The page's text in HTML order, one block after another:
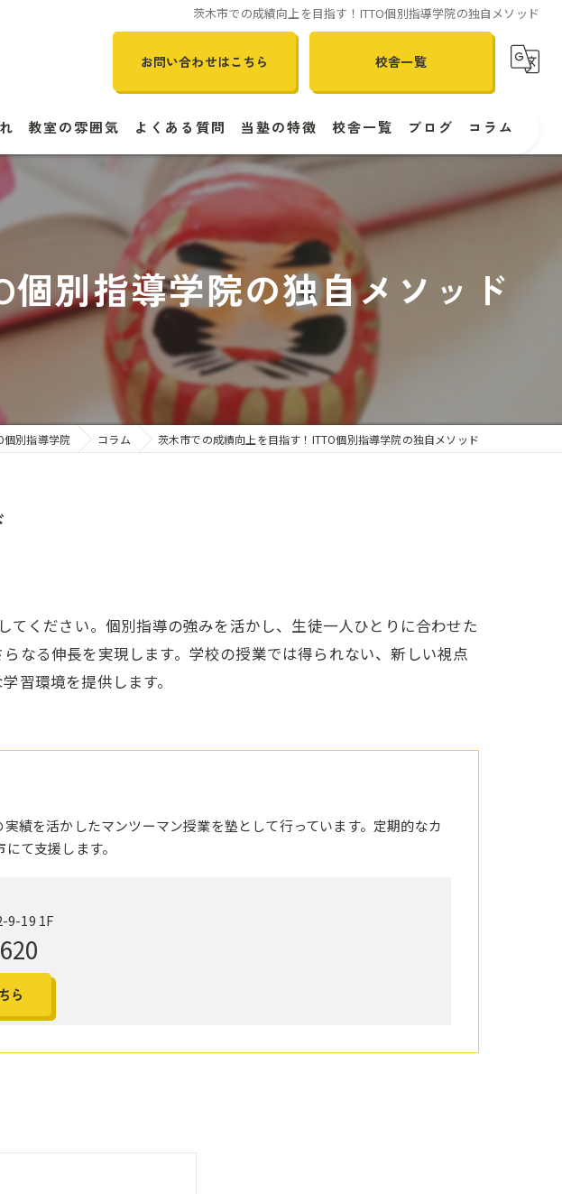
茨木市での成績向上を目指す！ITTO個別指導学院の独自メソッド
お問い合わせはこちら 校舎一覧
教室の雰囲気 よくある質問 当塾の特徴
個別指導
体験
受験対策
定期テスト
南春日丘の塾
校舎一覧
ITTO個別指導学院 南春日丘校
ITTO個別指導学院 伊丹昆陽校
ITTO個別指導学院 伊丹南野校
ITTO個別指導学院 大阪西淀川大和田校
ブログ コラム
別指導学院の独自メソッド
個別指導学院 コラム 茨木市での成績向上を目指す！ITTO個別指導学院の独自メソッド
ください。個別指導の強みを活かし、生徒一人ひとりに合わせた
なる伸長を実現します。学校の授業では得られない、新しい視点
習環境を提供します。
績を活かしたマンツーマン授業を塾として行っています。定期的なカ
て支援します。
9-19 1F
ら